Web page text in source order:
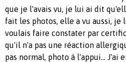
que je l'avais vu, je lui ai dit
fait les photos, elle a vu aussi,
voulais faire constater par
qu'il n'a pas une réaction
pas normal, photo à l'appui... J'ai